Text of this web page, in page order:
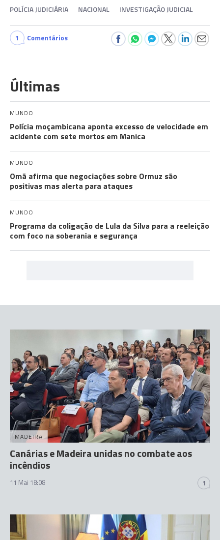
POLÍCIA JUDICIÁRIA NACIONAL INVESTIGAÇÃO JUDICIAL
1 Comentários
Últimas
MUNDO
Polícia moçambicana aponta excesso de velocidade em
acidente com sete mortos em Manica
MUNDO
Omã afirma que negociações sobre Ormuz são
positivas mas alerta para ataques
MUNDO
Programa da coligação de Lula da Silva para a reeleição
com foco na soberania e segurança
MADEIRA
Canárias e Madeira unidas no combate aos
incêndios
11 Mai 18:08 1